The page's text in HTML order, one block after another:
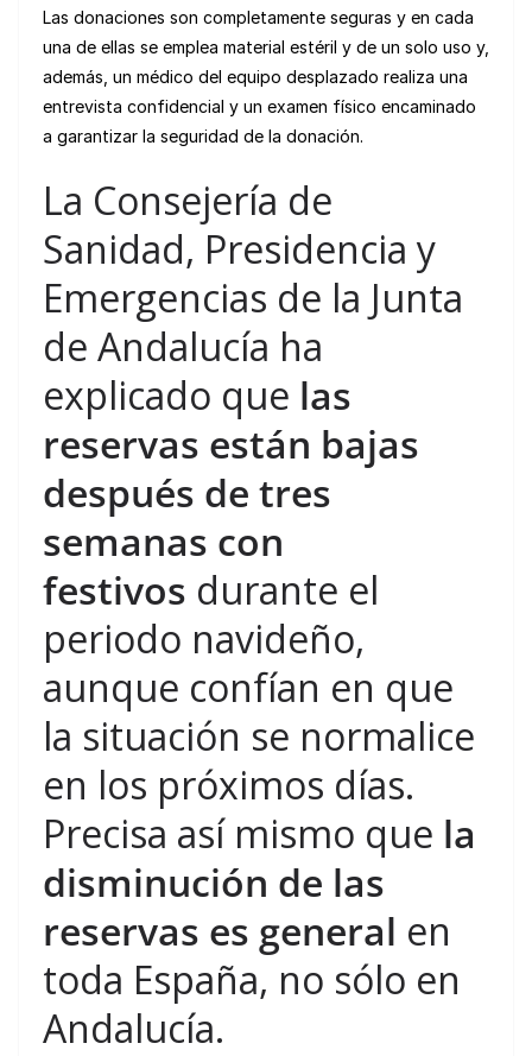
Las donaciones son completamente seguras y en cada
una de ellas se emplea material estéril y de un solo uso y,
además, un médico del equipo desplazado realiza una
entrevista confidencial y un examen físico encaminado
a garantizar la seguridad de la donación.
La Consejería de
Sanidad, Presidencia y
Emergencias de la Junta
de Andalucía ha
explicado que las
reservas están bajas
después de tres
semanas con
festivos durante el
periodo navideño,
aunque confían en que
la situación se normalice
en los próximos días.
Precisa así mismo que la
disminución de las
reservas es general en
toda España, no sólo en
Andalucía.